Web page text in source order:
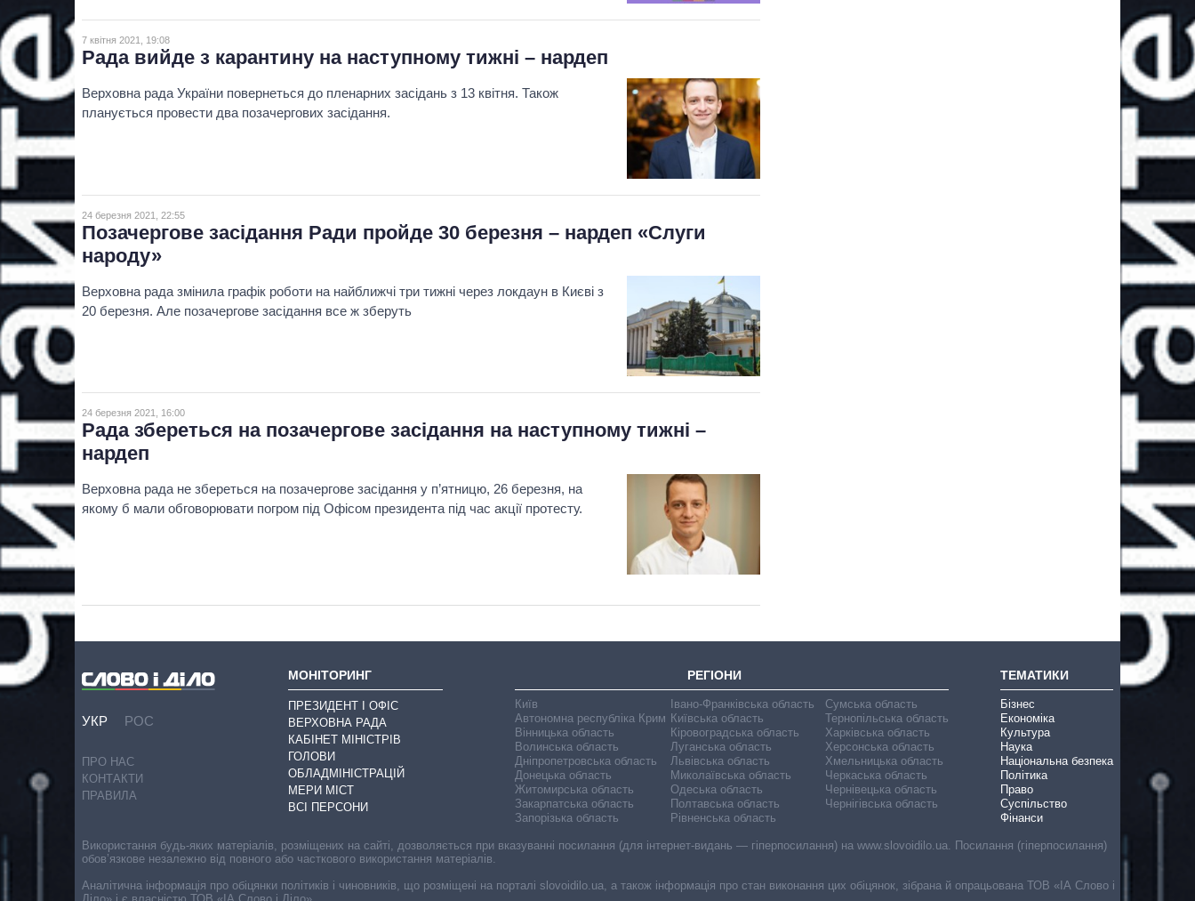
7 квітня 2021, 19:08
Рада вийде з карантину на наступному тижні – нардеп
Верховна рада України повернеться до пленарних засідань з 13 квітня. Також
планується провести два позачергових засідання.
24 березня 2021, 22:55
Позачергове засідання Ради пройде 30 березня – нардеп «Слуги
народу»
Верховна рада змінила графік роботи на найближчі три тижні через локдаун в Києві з
20 березня. Але позачергове засідання все ж зберуть
24 березня 2021, 16:00
Рада збереться на позачергове засідання на наступному тижні –
нардеп
Верховна рада не збереться на позачергове засідання у п’ятницю, 26 березня, на
якому б мали обговорювати погром під Офісом президента під час акції протесту.
УКР РОС
ПРО НАС
КОНТАКТИ
ПРАВИЛА
МОНІТОРИНГ
ПРЕЗИДЕНТ І ОФІС
ВЕРХОВНА РАДА
КАБІНЕТ МІНІСТРІВ
ГОЛОВИ
ОБЛАДМІНІСТРАЦІЙ
МЕРИ МІСТ
ВСІ ПЕРСОНИ
РЕГІОНИ
Київ
Автономна республіка Крим
Вінницька область
Волинська область
Дніпропетровська область
Донецька область
Житомирська область
Закарпатська область
Запорізька область
Івано-Франківська область
Київська область
Кіровоградська область
Луганська область
Львівська область
Миколаївська область
Одеська область
Полтавська область
Рівненська область
Сумська область
Тернопільська область
Харківська область
Херсонська область
Хмельницька область
Черкаська область
Чернівецька область
Чернігівська область
ТЕМАТИКИ
Бізнес
Економіка
Культура
Наука
Національна безпека
Політика
Право
Суспільство
Фінанси
Використання будь-яких матеріалів, розміщених на сайті, дозволяється при вказуванні посилання (для інтернет-видань — гіперпосилання) на www.slovoidilo.ua. Посилання (гіперпосилання)
обов’язкове незалежно від повного або часткового використання матеріалів.
Аналітична інформація про обіцянки політиків і чиновників, що розміщені на порталі slovoidilo.ua, а також інформація про стан виконання цих обіцянок, зібрана й опрацьована ТОВ «ІА Слово і
Діло» і є власністю ТОВ «ІА Слово і Діло».